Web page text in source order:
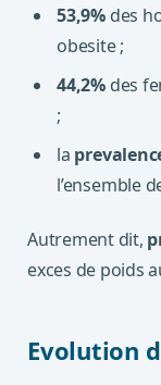
53,9% des
obesite ;
44,2% des
;
la
l’ensemble
Autrement dit,
exces de poids
Evolution